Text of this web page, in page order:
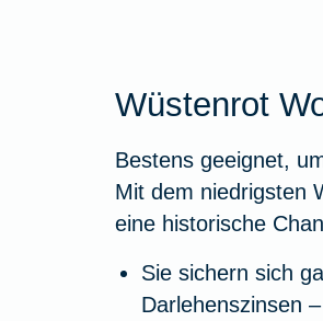
Wüstenrot
Bestens geeignet,
Mit dem niedrigsten
eine historische
Sie sichern sich
Darlehenszinsen